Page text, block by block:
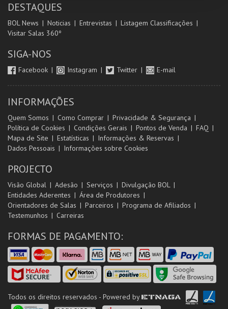
DESTAQUES
BOL News Noticias Entrevistas
Listagem Classificações
Visitar Salas 360º
SIGA-NOS
Facebook Instagram Twitter E-mail
INFORMAÇÕES
Quem Somos Como Comprar
Privacidade & Segurança
Política de Cookies
Condições Gerais Pontos de Venda
FAQ
Mapa de Site
Estatísticas
Informações & Reservas
Dados Pessoais
Informações sobre Cookies
PROJECTO
Visão Global Adesão Serviços
Divulgação BOL
Entidades Aderentes
Área de Produtores
Orientadores de Salas
Parceiros
Programa de Afiliados
Testemunhos
Carreiras
FORMAS DE PAGAMENTO:
Todos os direitos reservados - Powered by ETNAGA